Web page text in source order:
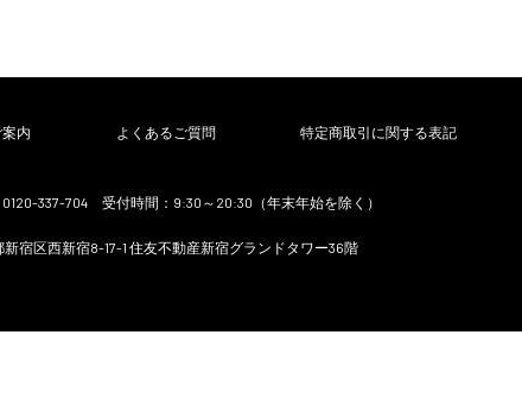
内 よくあるご質問 特定商取引に関する表記
337-704 受付時間：9:30～20:30（年末年始を除く）
宿区西新宿8-17-1 住友不動産新宿グランドタワー36階